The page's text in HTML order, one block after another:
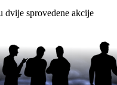
sprovedene akcije